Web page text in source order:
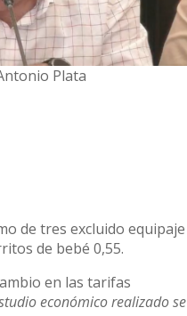
Plata
de tres excluido equipaje
de bebé 0,55.
en las tarifas
económico realizado se